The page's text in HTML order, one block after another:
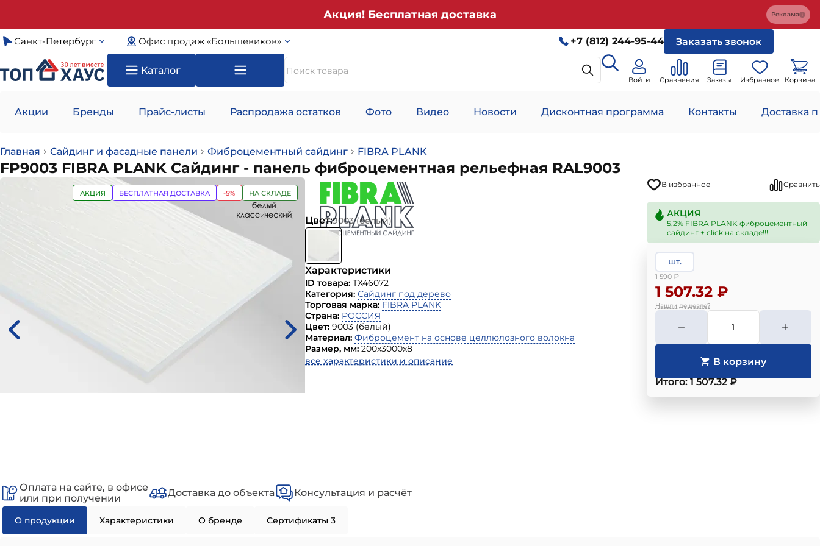
Акция! Бесплатная доставка Реклама
Санкт-Петербург Офис продаж «Большевиков» +7 (812) 244-95-44 Заказать звонок
Каталог
Войти Сравнения Заказы Избранное Корзина
Акции Бренды Прайс-листы Распродажа остатков Фото Видео Новости Дисконтная программа Контакты Доставка
Главная Сайдинг и фасадные панели Фиброцементный сайдинг FIBRA PLANK
FP9003 FIBRA PLANK Сайдинг - панель фиброцементная рельефная RAL9003
В избранное Сравнить
АКЦИЯ БЕСПЛАТНАЯ ДОСТАВКА -5% НА СКЛАДЕ
Цвет:9003 (белый)
Характеристики
ID товара: ТХ46072
Категория: Сайдинг под дерево
Торговая марка: FIBRA PLANK
Страна: РОССИЯ
Цвет: 9003 (белый)
Материал: Фиброцемент на основе целлюлозного волокна
Размер, мм: 200х3000х8
все характеристики и описание
АКЦИЯ
5,2% FIBRA PLANK фиброцементный
сайдинг + click на складе!!!
шт.
1 590₽
1 507.32 ₽
Нашли дешевле?
Итого: 1 507.32 ₽
Оплата на сайте, в офисе
или при получении
Доставка до объекта Консультация и расчёт
О продукции Характеристики О бренде Сертификаты 3